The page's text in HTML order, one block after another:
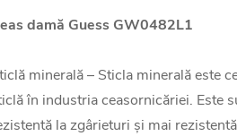
damă Guess GW0482L1
minerală – Sticla minerală este
în industria ceasornicăriei. Este
la zgârieturi și mai